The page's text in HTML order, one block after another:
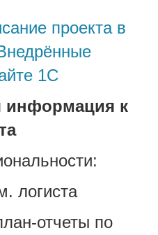
проекта в
1С
информация к
логиста
отчеты по